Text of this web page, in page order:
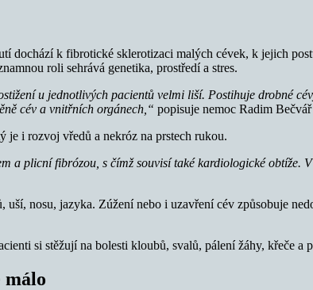
dochází k fibrotické sklerotizaci malých cévek, k jejich
roli sehrává genetika, prostředí a stres.
u jednotlivých pacientů velmi liší. Postihuje drobné
cév a vnitřních orgánech,“ popisuje nemoc Radim
je i rozvoj vředů a nekróz na prstech rukou.
a plicní fibrózou, s čímž souvisí také kardiologické
nosu, jazyka. Zúžení nebo i uzavření cév způsobuje
si stěžují na bolesti kloubů, svalů, pálení žáhy, křeče a